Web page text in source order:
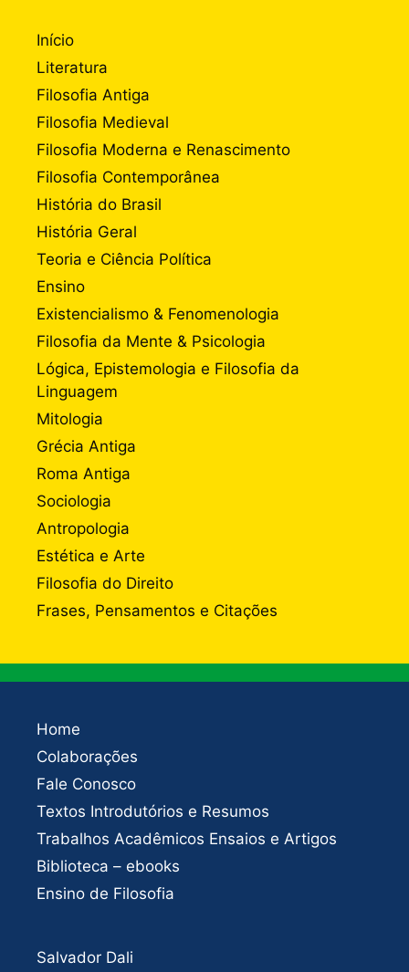
Início
Literatura
Filosofia Antiga
Filosofia Medieval
Filosofia Moderna e Renascimento
Filosofia Contemporânea
História do Brasil
História Geral
Teoria e Ciência Política
Ensino
Existencialismo & Fenomenologia
Filosofia da Mente & Psicologia
Lógica, Epistemologia e Filosofia da
Linguagem
Mitologia
Grécia Antiga
Roma Antiga
Sociologia
Antropologia
Estética e Arte
Filosofia do Direito
Frases, Pensamentos e Citações
Home
Colaborações
Fale Conosco
Textos Introdutórios e Resumos
Trabalhos Acadêmicos Ensaios e Artigos
Biblioteca – ebooks
Ensino de Filosofia
Salvador Dali